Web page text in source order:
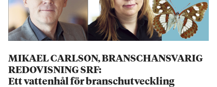
MIKAEL CARLSON, BRANSCHANSVARIG
REDOVISNING SRF:
Ett vattenhål för branschutveckling